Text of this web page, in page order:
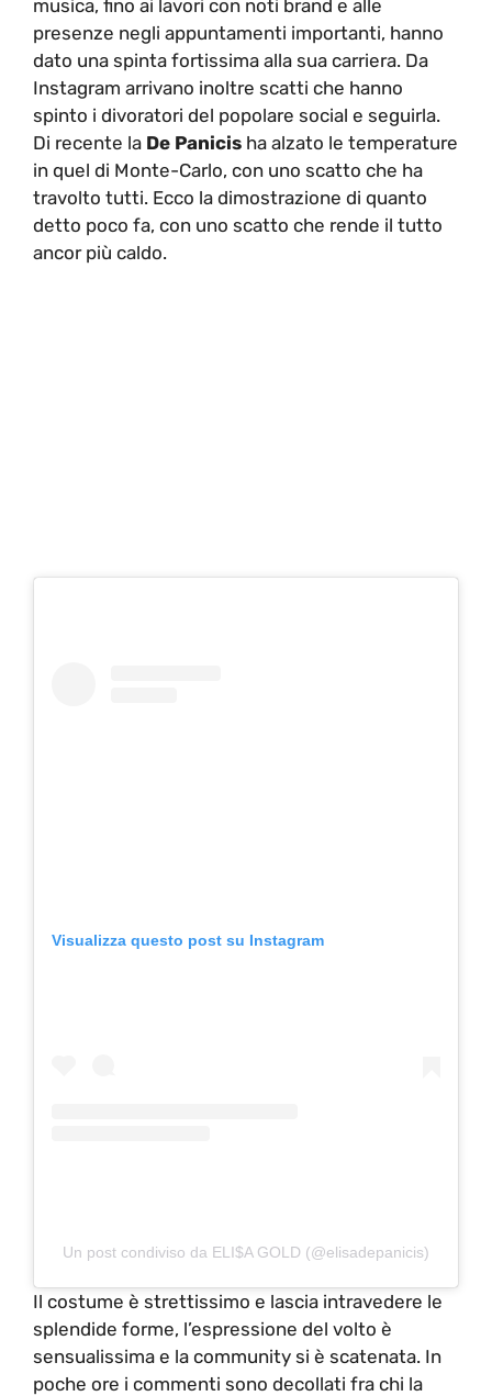
musica, fino ai lavori con noti brand e alle
presenze negli appuntamenti importanti, hanno
dato una spinta fortissima alla sua carriera. Da
Instagram arrivano inoltre scatti che hanno
spinto i divoratori del popolare social e seguirla.
Di recente la De Panicis ha alzato le temperature
in quel di Monte-Carlo, con uno scatto che ha
travolto tutti. Ecco la dimostrazione di quanto
detto poco fa, con uno scatto che rende il tutto
ancor più caldo.
Visualizza questo post su Instagram
Un post condiviso da ELI$A GOLD (@elisadepanicis)
Il costume è strettissimo e lascia intravedere le
splendide forme, l’espressione del volto è
sensualissima e la community si è scatenata. In
poche ore i commenti sono decollati fra chi la